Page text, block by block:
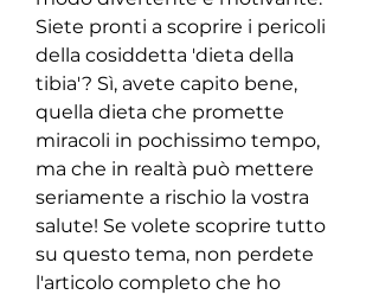
Siete pronti a scoprire i pericoli
della cosiddetta 'dieta della
tibia'? Sì, avete capito bene,
quella dieta che promette
miracoli in pochissimo tempo,
ma che in realtà può mettere
seriamente a rischio la vostra
salute! Se volete scoprire tutto
su questo tema, non perdete
l'articolo completo che ho